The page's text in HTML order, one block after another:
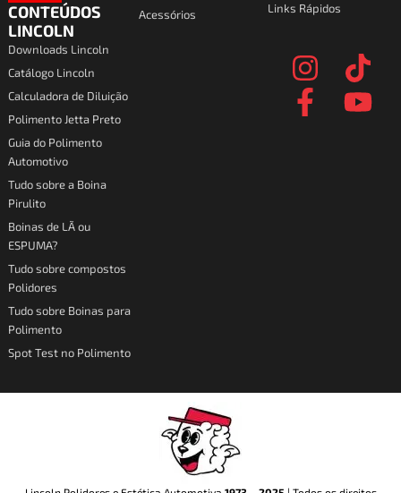
CONTEÚDOS
LINCOLN
Downloads Lincoln
Catálogo Lincoln
Calculadora de Diluição
Polimento Jetta Preto
Guia do Polimento
Automotivo
Tudo sobre a Boina
Pirulito
Boinas de LÃ ou
ESPUMA?
Tudo sobre compostos
Polidores
Tudo sobre Boinas para
Polimento
Spot Test no Polimento
Acessórios
Links Rápidos
n
s
t
i
k
t
a
c
e
o
u
t